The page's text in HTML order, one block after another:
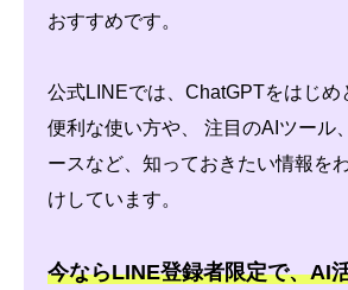
おすすめです。
公式LINEでは、ChatGPTをはじめ
便利な使い方や、 注目のAIツール
ースなど、知っておきたい情報を
けしています。
今ならLINE登録者限定で、AI